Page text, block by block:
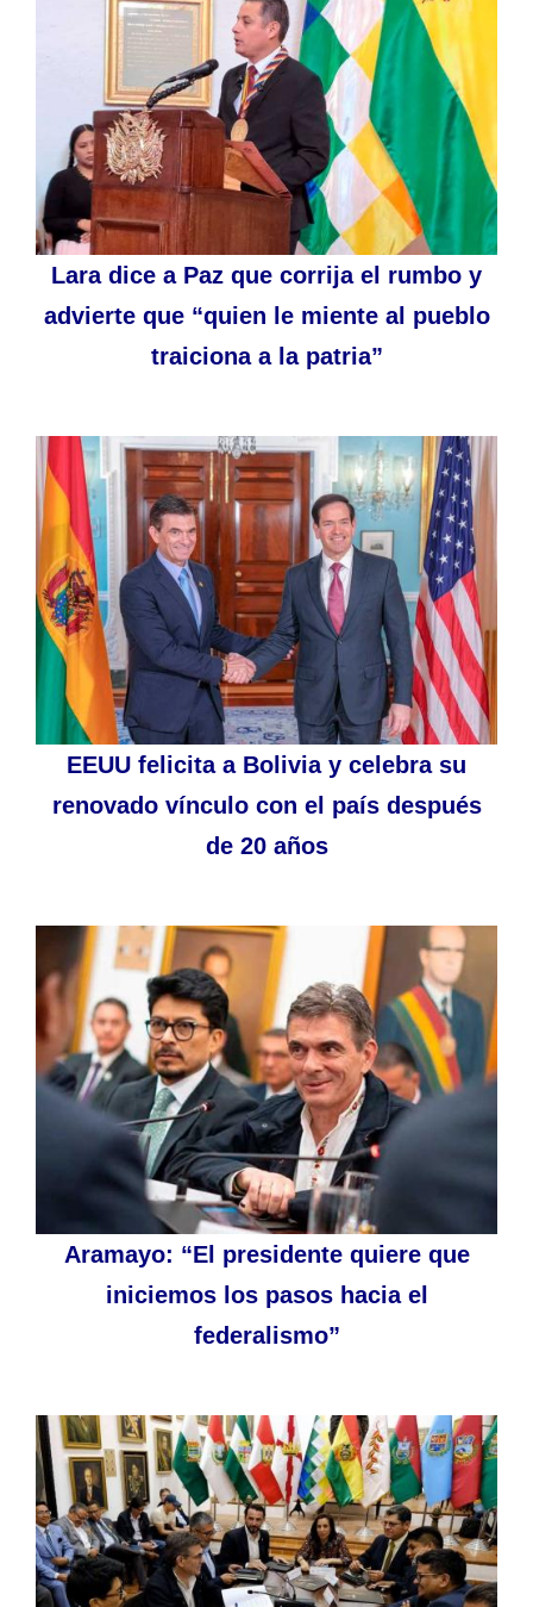
Lara dice a Paz que corrija el rumbo y
advierte que “quien le miente al pueblo
traiciona a la patria”
EEUU felicita a Bolivia y celebra su
renovado vínculo con el país después
de 20 años
Aramayo: “El presidente quiere que
iniciemos los pasos hacia el
federalismo”